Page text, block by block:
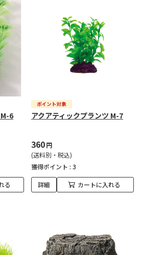
6
る
アクアティックプランツ M-7
360円
(送料別・税込)
獲得ポイント : 3
詳細 カートに入れる